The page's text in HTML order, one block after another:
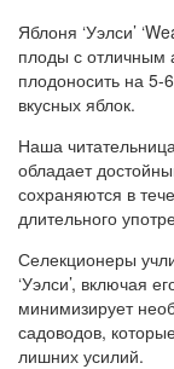
Яблоня ‘Уэлси’
плоды с отличным
плодоносить на 5-
вкусных яблок.
Наша
обладает
сохраняются в
длительного
Селекционеры
‘Уэлси’, включая
минимизирует
садоводов,
лишних усилий.